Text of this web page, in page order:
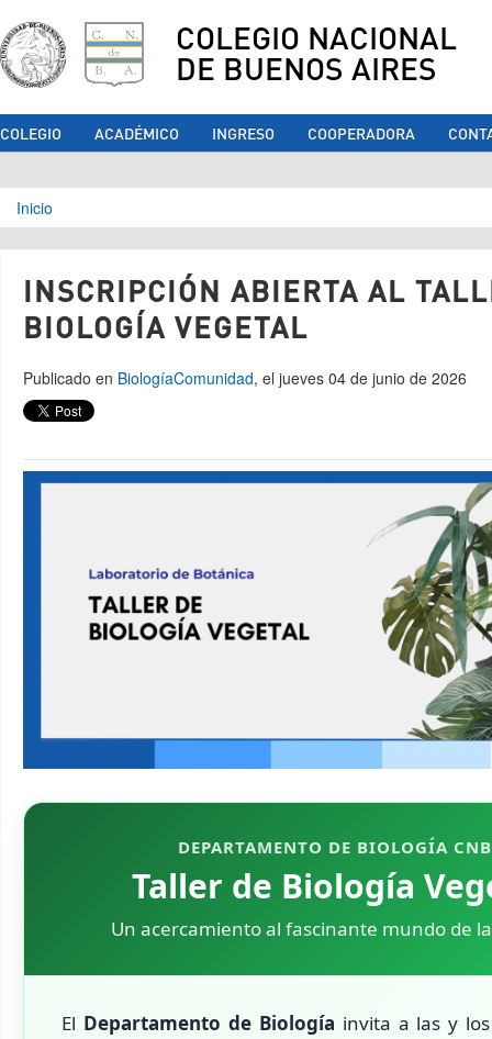
COLEGIO NACIONAL
DE BUENOS AIRES
COLEGIO ACADÉMICO INGRESO COOPERADORA
Se encuentra usted aquí
Inicio
INSCRIPCIÓN ABIERTA AL
BIOLOGÍA VEGETAL
Publicado en BiologíaComunidad, el jueves 04 de junio de 2026
DEPARTAMENTO DE BIOLOGÍA
Taller de Biología
Un acercamiento al fascinante mundo de
El Departamento de Biología invita a las y